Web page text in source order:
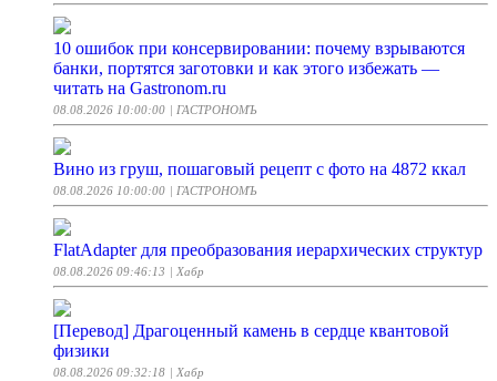
10 ошибок при консервировании: почему взрываются
банки, портятся заготовки и как этого избежать —
читать на Gastronom.ru
08.08.2026 10:00:00 | ГАСТРОНОМЪ
Вино из груш, пошаговый рецепт с фото на 4872 ккал
08.08.2026 10:00:00 | ГАСТРОНОМЪ
FlatAdapter для преобразования иерархических структур
08.08.2026 09:46:13 | Хабр
[Перевод] Драгоценный камень в сердце квантовой
физики
08.08.2026 09:32:18 | Хабр